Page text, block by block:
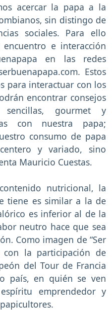
acercar la papa a la
sin distingo de
sociales. Para ello
e interacción
en las redes
Estos
para interactuar con los
encontrar consejos
gourmet y
con nuestra papa;
consumo de papa
y variado, sino
Mauricio Cuestas.
nutricional, la
tiene es similar a la de
es inferior al de la
neutro hace que sea
Como imagen de “Ser
con la participación de
del Tour de Francia
país, en quién se ven
espíritu emprendedor y